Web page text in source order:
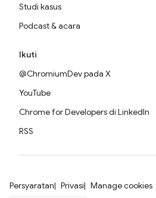
Studi kasus
Podcast & acara
Ikuti
@ChromiumDev pada X
YouTube
Chrome for Developers di LinkedIn
RSS
Persyaratan Privasi Manage cookies